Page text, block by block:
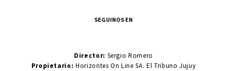
SEGUINOS EN
Director: Sergio Romero
Propietario:Horizontes On Line SA. El Tribuno Jujuy